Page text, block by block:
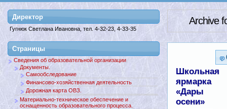
Archive
Школьная
ярмарка
«Дары
осени»
Директор
Гугнюк Светлана Ивановна, тел. 4-32-23, 4-33-35
Страницы
Сведения об образовательной организации
Документы.
Самообследование
Финансово-хозяйственная деятельность
Дорожная карта ОВЗ.
Материально-техническое обеспечение и
оснащенность образовательного процесса.